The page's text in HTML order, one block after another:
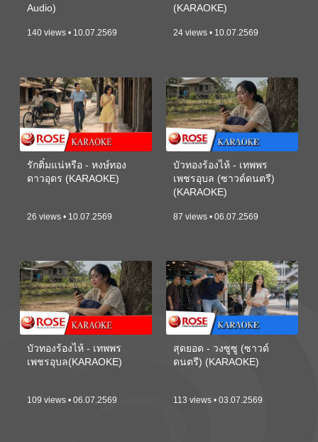
Audio)
140 views • 10.07.2569
(KARAOKE)
24 views • 10.07.2569
รักติ๋มแน่หรือ - หงษ์ทอง
ดาวอุดร (KARAOKE)
26 views • 10.07.2569
บัวทองร้องไห้ - เทพพร
เพชรอุบล (ซาวด์ดนตรี)
(KARAOKE)
87 views • 06.07.2569
บัวทองร้องไห้ - เทพพร
เพชรอุบล(KARAOKE)
109 views • 06.07.2569
สุดยอด - วงซูซู (ซาวด์
ดนตรี) (KARAOKE)
113 views • 03.07.2569